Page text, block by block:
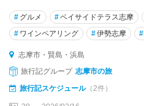
# グルメ #ベイサイドテラス志摩
# ワインペアリング #伊勢志摩 #
志摩市・賢島・浜島
旅行記グループ 志摩市の旅
旅行記スケジュール（2件）